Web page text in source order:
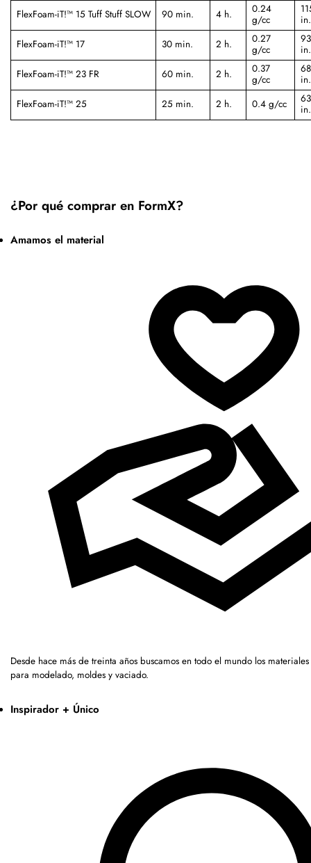
FlexFoam-iT!™ 15 Tuff Stuff SLOW
90 min. 4 h.
0.24
g/cc
FlexFoam-iT!™ 17
30 min. 2 h.
0.27
g/cc
FlexFoam-iT!™ 23 FR
60 min. 2 h.
0.37
g/cc
FlexFoam-iT!™ 25
25 min. 2 h. 0.4 g/cc
¿Por qué comprar en FormX?
Amamos el material
Desde hace más de treinta años buscamos en todo el mundo los
para modelado, moldes y vaciado.
Inspirador + Único